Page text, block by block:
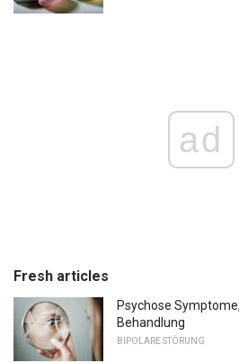
ad
Fresh articles
Psychose
Behandlung
BIPOLARE STÖRUNG